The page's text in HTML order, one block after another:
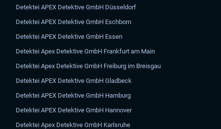
Detektei APEX Detektive GmbH Düsseldorf
Detektei APEX Detektive GmbH Eschborn
Detektei APEX Detektive GmbH Essen
Detektei Apex Detektive GmbH Frankfurt am Main
Detektei Apex Detektive GmbH Freiburg im Breisgau
Detektei APEX Detektive GmbH Gladbeck
Detektei APEX Detektive GmbH Hamburg
Detektei APEX Detektive GmbH Hannover
Detektei Apex Detektive GmbH Karlsruhe